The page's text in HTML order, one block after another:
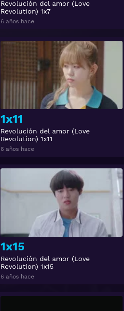
Revolución del amor (Love
Revolution) 1x7
6 años hace
1x11
Revolución del amor (Love
Revolution) 1x11
6 años hace
1x15
Revolución del amor (Love
Revolution) 1x15
6 años hace